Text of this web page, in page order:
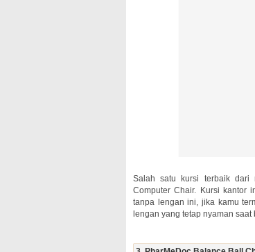
Salah satu kursi terbaik dari
Computer Chair. Kursi kantor
tanpa lengan ini, jika kamu
lengan yang tetap nyaman